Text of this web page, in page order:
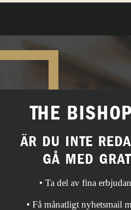
THE
ÄR DU INTE
GÅ MED
• Ta del av fina
• Få månatligt nyhetsmail